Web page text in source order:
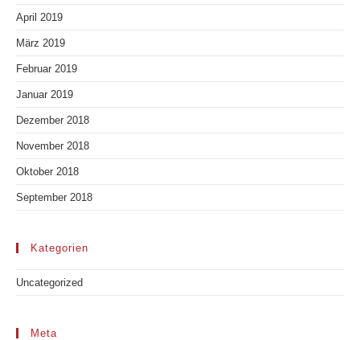
April 2019
März 2019
Februar 2019
Januar 2019
Dezember 2018
November 2018
Oktober 2018
September 2018
Kategorien
Uncategorized
Meta